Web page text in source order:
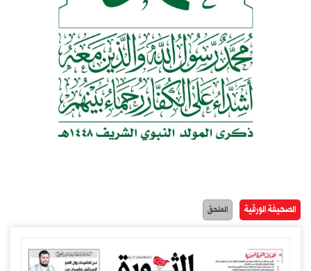
الصحيفة الورقية الملحق